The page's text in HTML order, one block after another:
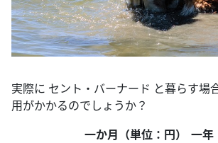
実際に セント・バーナード と暮らす場
用がかかるのでしょうか？
一か月（単位：円）
一